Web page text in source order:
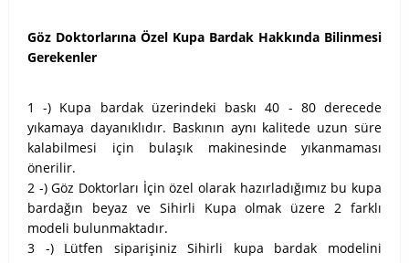
Göz Doktorlarına Özel Kupa Bardak Hakkında Bilinmesi
Gerekenler
1 -) Kupa bardak üzerindeki baskı 40 - 80 derecede
yıkamaya dayanıklıdır. Baskının aynı kalitede uzun süre
kalabilmesi için bulaşık makinesinde yıkanmaması
önerilir.
2 -) Göz Doktorları İçin özel olarak hazırladığımız bu kupa
bardağın beyaz ve Sihirli Kupa olmak üzere 2 farklı
modeli bulunmaktadır.
3 -) Lütfen siparişiniz Sihirli kupa bardak modelini